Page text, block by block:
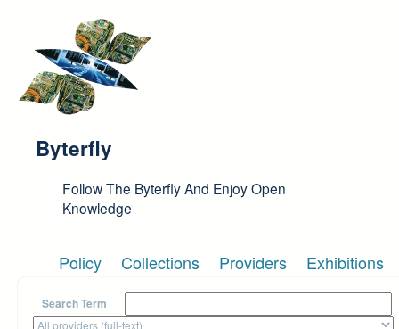
Byterfly
Follow The Byterfly And Enjoy Open
Knowledge
Policy Collections Providers Exhibitions
Search Term